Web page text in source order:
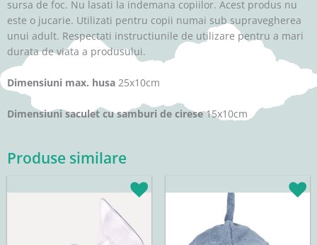
sursa de foc. Nu lasati la indemana copiilor. Acest produs nu
este o jucarie. Utilizati pentru copii numai sub supravegherea
unui adult. Respectati instructiunile de utilizare pentru a mari
durata de viata a produsului.
Dimensiuni max. husa 25x10cm
Dimensiuni saculet cu samburi de cirese15x10cm
Produse similare